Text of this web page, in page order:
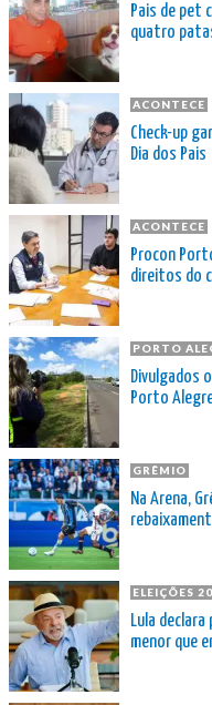
Pais de pet
quatro
ACONTECE
Check-up
Dia dos Pais
ACONTECE
Procon
direitos do
PORTO
Divulgados
Porto
GRÊMIO
Na Arena,
ELEIÇÕES
Lula
menor que